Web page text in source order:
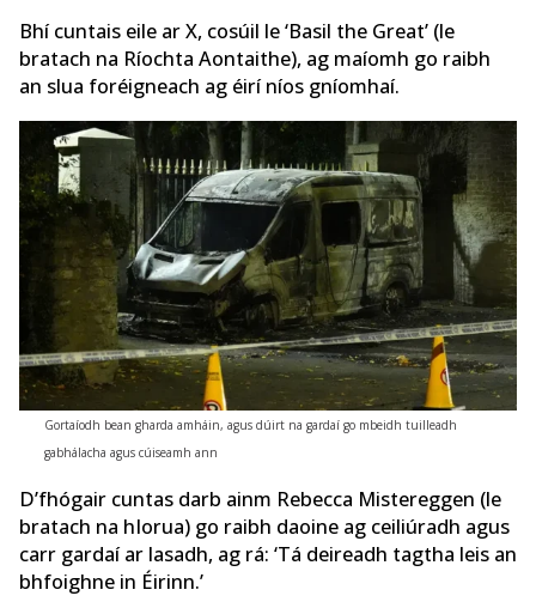
Bhí cuntais eile ar X, cosúil le ‘Basil the Great’ (le
bratach na Ríochta Aontaithe), ag maíomh go raibh
an slua foréigneach ag éirí níos gníomhaí.
Gortaíodh bean gharda amháin, agus dúirt na gardaí go mbeidh tuilleadh
gabhálacha agus cúiseamh ann
D’fhógair cuntas darb ainm Rebecca Mistereggen (le
bratach na hIorua) go raibh daoine ag ceiliúradh agus
carr gardaí ar lasadh, ag rá: ‘Tá deireadh tagtha leis an
bhfoighne in Éirinn.’